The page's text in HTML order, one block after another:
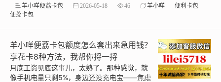
羊小咩便荔卡包 2026-05-18 46 羊小咩
便利卡包
便荔卡包
羊小咩便荔卡包额度怎么套出来急用钱？
享花卡8种方法，我帮你捋一捋
月底工资见底这事儿，太熟了。那种感觉，就
像手机电量只剩5%，身边还没充电宝——焦虑